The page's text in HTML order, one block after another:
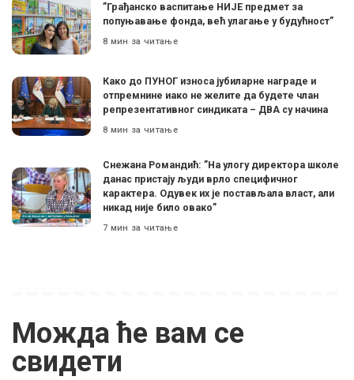
”Грађанско васпитање НИЈЕ предмет за
попуњавање фонда, већ улагање у будућност”
8 мин за читање
Како до ПУНОГ износа јубиларне награде и
отпремнине иако не желите да будете члан
репрезентативног синдиката – ДВА су начина
8 мин за читање
Снежана Романдић: ”На улогу директора школе
данас пристају људи врло специфичног
карактера. Одувек их је постављала власт, али
никад није било овако”
7 мин за читање
Можда ће вам се
свидети